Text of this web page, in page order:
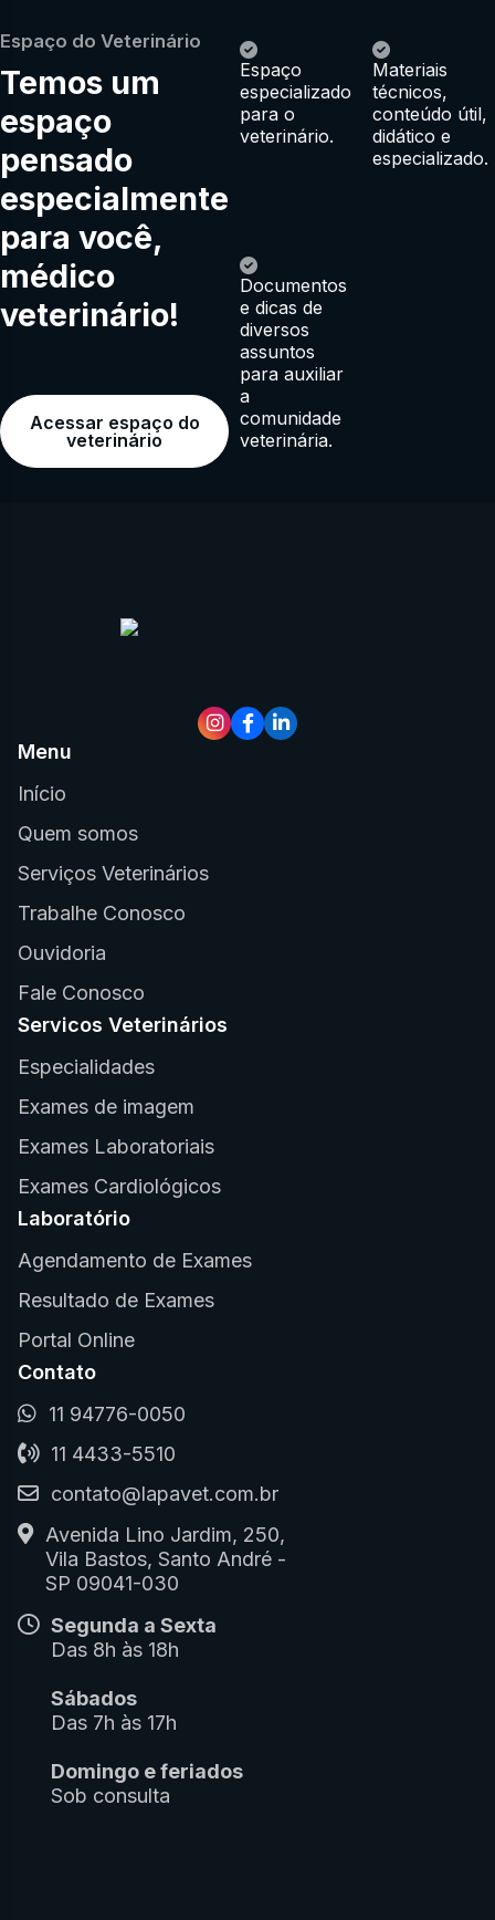
Espaço do Veterinário
Temos um
espaço
pensado
especialmente
para você,
médico
veterinário!
Acessar espaço do
veterinário
Espaço
especializado
para o
veterinário.
Materiais
técnicos,
conteúdo útil,
didático e
especializado.
Documentos
e dicas de
diversos
assuntos
para auxiliar
a
comunidade
veterinária.
Menu
Início
Quem somos
Serviços Veterinários
Trabalhe Conosco
Ouvidoria
Fale Conosco
Servicos Veterinários
Especialidades
Exames de imagem
Exames Laboratoriais
Exames Cardiológicos
Laboratório
Agendamento de Exames
Resultado de Exames
Portal Online
Contato
11 94776-0050
11 4433-5510
contato@lapavet.com.br
Avenida Lino Jardim, 250,
Vila Bastos, Santo André -
SP 09041-030
Segunda a Sexta
Das 8h às 18h
Sábados
Das 7h às 17h
Domingo e feriados
Sob consulta